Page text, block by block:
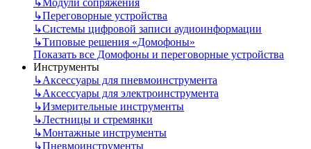
↳Модули сопряжения
↳Переговорные устройства
↳Системы цифровой записи аудиоинформации
↳Типовые решения «Домофоны»
Показать все Домофоны и переговорные устройства
Инструменты
↳Аксессуары для пневмоинструмента
↳Аксессуары для электроинструмента
↳Измерительные инструменты
↳Лестницы и стремянки
↳Монтажные инструменты
↳Пневмоинструменты